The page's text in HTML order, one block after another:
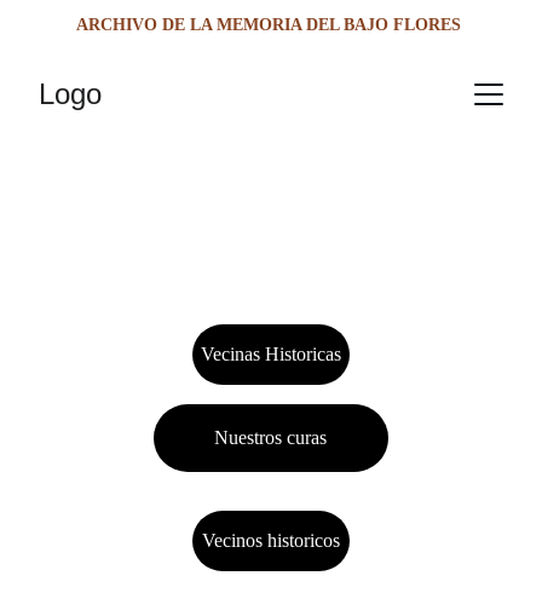
ARCHIVO DE LA MEMORIA DEL BAJO FLORES
Logo
Nuestros curas
Vecinos historicos
Vecinas Historicas